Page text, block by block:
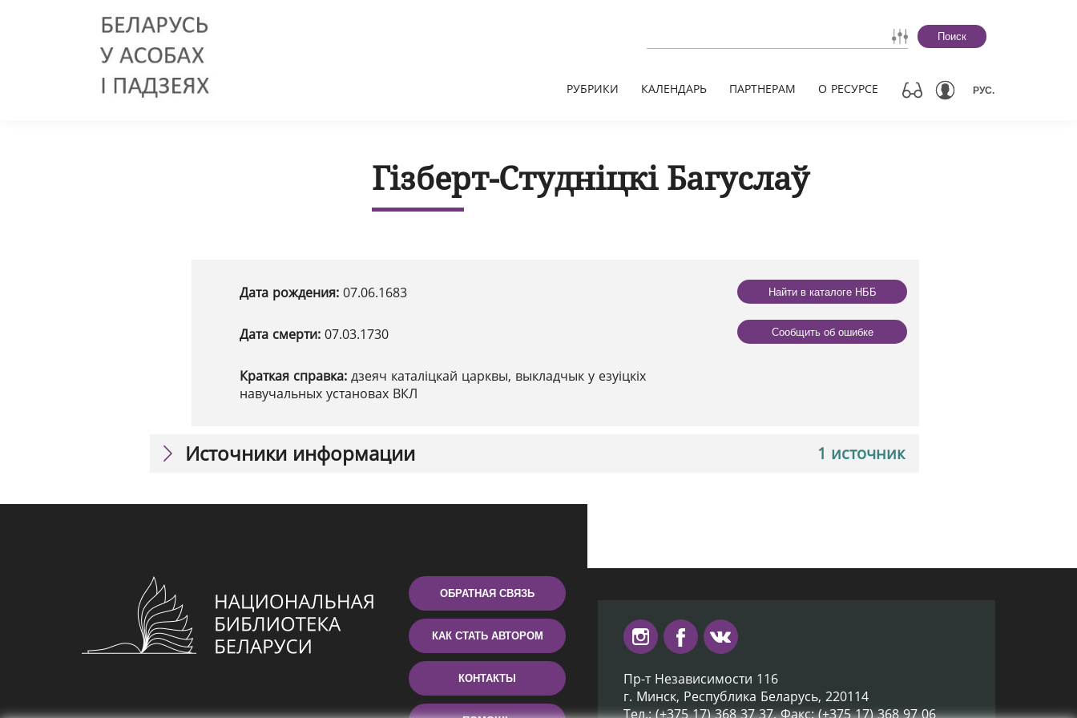
Поиск
РУБРИКИ КАЛЕНДАРЬ ПАРТНЕРАМ О РЕСУРСЕ РУС.
Гізберт-Студніцкі Багуслаў
Дата рождения: 07.06.1683
Дата смерти: 07.03.1730
Краткая справка: дзеяч каталіцкай царквы, выкладчык у езуіцкіх
навучальных установах ВКЛ
Найти в каталоге НББ
Сообщить об ошибке
1 источник
Источники информации
ОБРАТНАЯ СВЯЗЬ
КАК СТАТЬ АВТОРОМ
КОНТАКТЫ
Пр-т Независимости 116
г. Минск, Республика Беларусь, 220114
Тел.: (+375 17) 368 37 37, Факс: (+375 17) 368 97 06